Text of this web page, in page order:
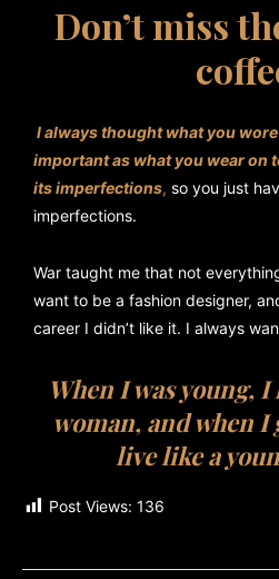
Don’t miss
I always thought what you
important as what you wear on
its imperfections, so you just
imperfections.
War taught me that not
want to be a fashion designer,
career I didn’t like it. I always
When I was young,
woman, and when I
live like a
Post Views: 136